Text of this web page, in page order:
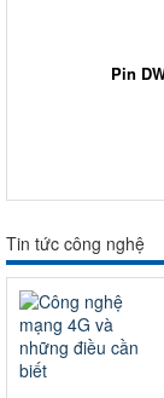
Pin
Tin tức công nghệ